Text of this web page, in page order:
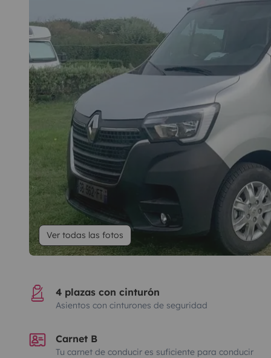
Ver todas las fotos
4 plazas con cinturón
Asientos con cinturones de seguridad
Carnet B
Tu carnet de conducir es suficiente para conducir